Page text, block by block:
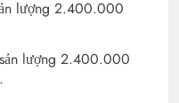
lượng 2.400.000